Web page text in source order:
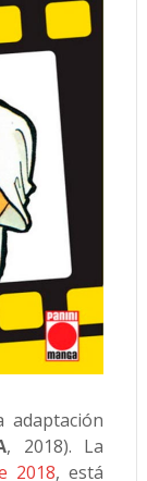
, 2018). La
2018, está